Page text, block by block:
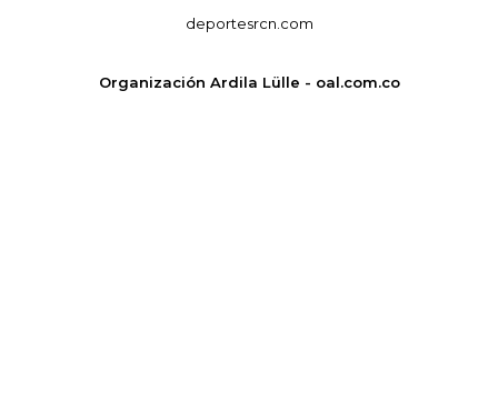
deportesrcn.com
Organización Ardila Lülle - oal.com.co